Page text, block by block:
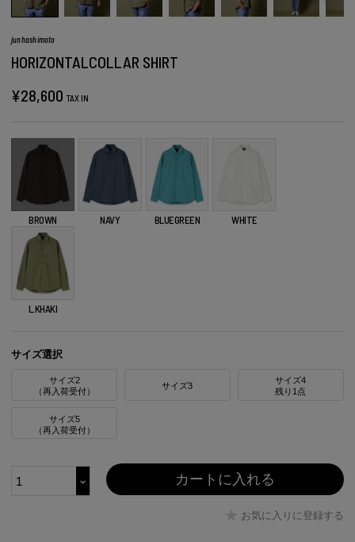
junhashimoto
HORIZONTALCOLLAR SHIRT
¥28,600 TAX IN
BROWN NAVY BLUEGREEN WHITE
L.KHAKI
サイズ選択
サイズ2
（再入荷受付）
サイズ3
サイズ4
残り1点
サイズ5
（再入荷受付）
お気に入りに登録する
カートに入れる